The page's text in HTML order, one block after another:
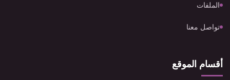
الملفات
تواصل معنا
أقسام الموقع